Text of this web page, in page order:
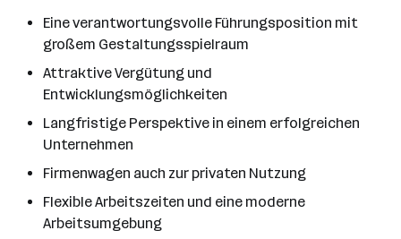
Eine verantwortungsvolle Führungsposition mit
großem Gestaltungsspielraum
Attraktive Vergütung und
Entwicklungsmöglichkeiten
Langfristige Perspektive in einem erfolgreichen
Unternehmen
Firmenwagen auch zur privaten Nutzung
Flexible Arbeitszeiten und eine moderne
Arbeitsumgebung